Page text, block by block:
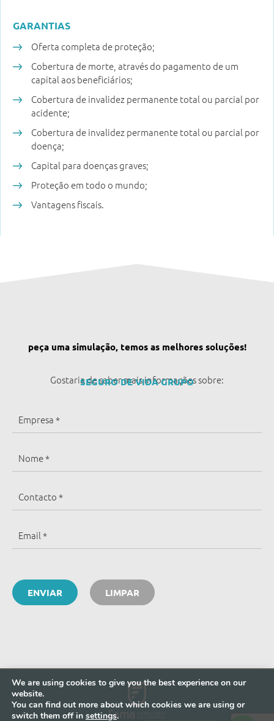
GARANTIAS
Oferta completa de proteção;
Cobertura de morte, através do pagamento de um
capital aos beneficiários;
Cobertura de invalidez permanente total ou parcial por
acidente;
Cobertura de invalidez permanente total ou parcial por
doença;
Capital para doenças graves;
Proteção em todo o mundo;
Vantagens fiscais.
peça uma simulação, temos as melhores soluções!
Gostaria de saber mais informações sobre:
SEGURO DE VIDA GRUPO
We are using cookies to give you the best experience on our
website.
You can find out more about which cookies we are using or
switch them off in settings.